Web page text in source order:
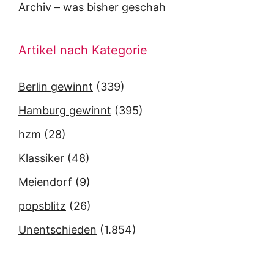
Archiv – was bisher geschah
Artikel nach Kategorie
Berlin gewinnt (339)
Hamburg gewinnt (395)
hzm (28)
Klassiker (48)
Meiendorf (9)
popsblitz (26)
Unentschieden (1.854)